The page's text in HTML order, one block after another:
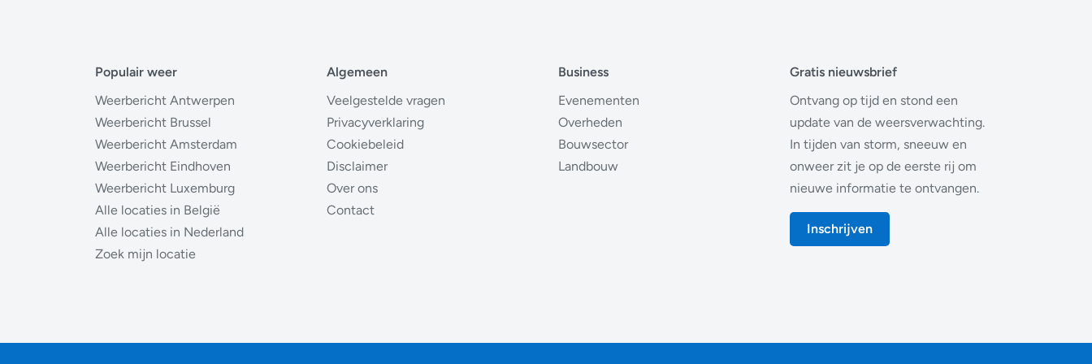
Populair weer
Weerbericht Antwerpen
Weerbericht Brussel
Weerbericht Amsterdam
Weerbericht Eindhoven
Weerbericht Luxemburg
Alle locaties in België
Alle locaties in Nederland
Zoek mijn locatie
Algemeen
Veelgestelde vragen
Privacyverklaring
Cookiebeleid
Disclaimer
Over ons
Contact
Business
Evenementen
Overheden
Bouwsector
Landbouw
Gratis nieuwsbrief
Ontvang op tijd en stond een
update van de weersverwachting.
In tijden van storm, sneeuw en
onweer zit je op de eerste rij om
nieuwe informatie te ontvangen.
Inschrijven